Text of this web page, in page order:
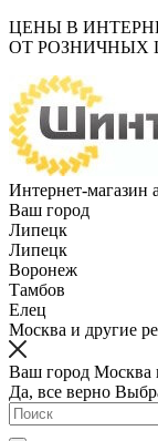
ЦЕНЫ В
ОТ РОЗНИЧНЫХ
Интернет-магазин
Ваш город
Липецк
Липецк
Воронеж
Тамбов
Елец
Москва и другие
Ваш город Москва
Да, все верно